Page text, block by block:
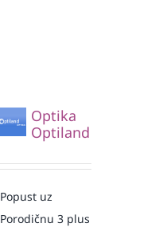
Optika
Optiland
Popust uz
Porodičnu 3 plus